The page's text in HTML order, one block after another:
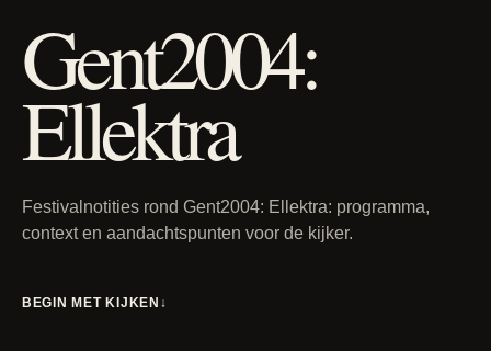
Gent2004:
Ellektra
Festivalnotities rond Gent2004: Ellektra: programma,
context en aandachtspunten voor de kijker.
BEGIN MET KIJKEN ↓